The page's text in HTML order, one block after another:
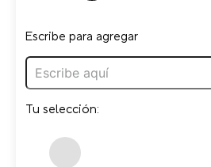
Escribe para agregar
Tu selección: